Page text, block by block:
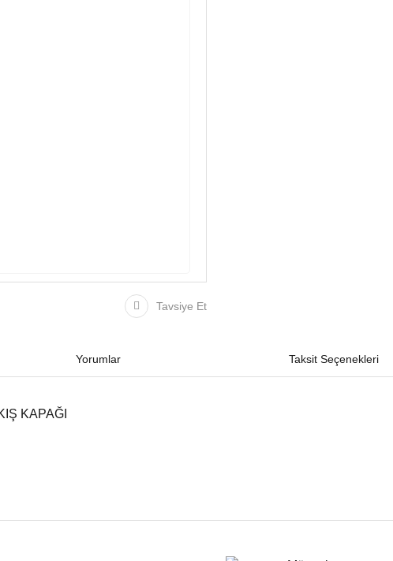
Tavsiye Et
Yorumlar Taksit Seçenekleri
KAPAĞI
ve diğer konularda yetersiz gördüğünüz noktaları öneri formunu kullanarak